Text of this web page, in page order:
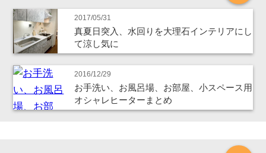
2017/05/31
真夏日突入、水回りを大理石インテリアにし
て涼し気に
2016/12/29
お手洗い、お風呂場、お部屋、小スペース用
オシャレヒーターまとめ